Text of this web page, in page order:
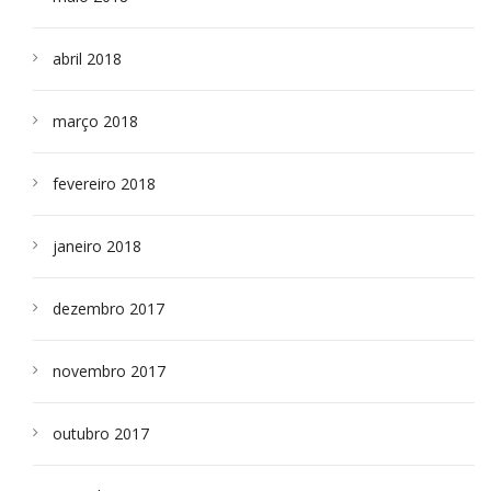
abril 2018
março 2018
fevereiro 2018
janeiro 2018
dezembro 2017
novembro 2017
outubro 2017